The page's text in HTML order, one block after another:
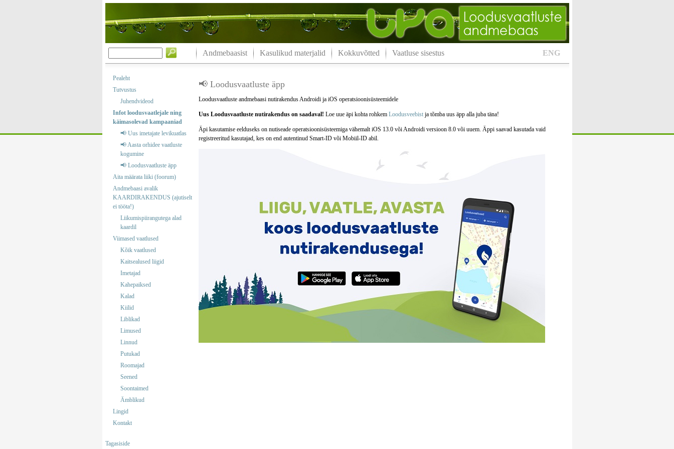
ENG
Andmebaasist Kasulikud materjalid Kokkuvõtted Vaatluse sisestus
Pealeht
Tutvustus
Juhendvideod
Infot loodusvaatlejale ning
käimasolevad kampaaniad
📢 Uus imetajate levikuatlas
📢 Aasta orhidee vaatluste
kogumine
📢 Loodusvaatluste äpp
Aita määrata liiki (foorum)
Andmebaasi avalik
KAARDIRAKENDUS (ajutiselt
ei tööta!)
Liikumispiirangutega alad
kaardil
Viimased vaatlused
Kõik vaatlused
Kaitsealused liigid
Imetajad
Kahepaiksed
Kalad
Kiilid
Liblikad
Limused
Linnud
Putukad
Roomajad
Seened
Soontaimed
Ämblikud
Lingid
Kontakt
Tagasiside
📢 Loodusvaatluste äpp
Loodusvaatluste andmebaasi nutirakendus Androidi ja iOS operatsioonisüsteemidele
Uus Loodusvaatluste nutirakendus on saadaval! Loe uue äpi kohta rohkem Loodusveebistja tõmba uus äpp alla juba täna!
Äpi kasutamise eelduseks on nutiseade operatsioonisüsteemiga vähemalt iOS 13.0 või Androidi versioon 8.0 või uuem. Äppi saavad kasutada vaid
registreeritud kasutajad, kes on end autentinud Smart-ID või Mobiil-ID abil.